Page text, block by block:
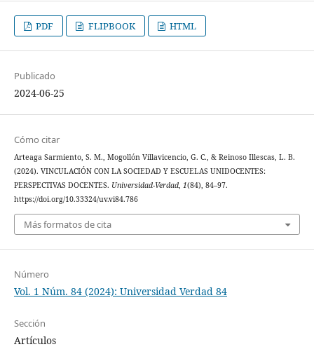
PDF FLIPBOOK HTML
Publicado
2024-06-25
Cómo citar
Arteaga Sarmiento, S. M., Mogollón Villavicencio, G. C., & Reinoso Illescas, L. B.
(2024). VINCULACIÓN CON LA SOCIEDAD Y ESCUELAS UNIDOCENTES:
PERSPECTIVAS DOCENTES. Universidad-Verdad, 1(84), 84–97.
https://doi.org/10.33324/uv.vi84.786
Más formatos de cita
Número
Vol. 1 Núm. 84 (2024): Universidad Verdad 84
Sección
Artículos